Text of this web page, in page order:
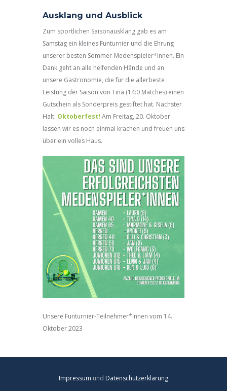
Ausklang und Ausblick
Zum sportlichen Saisonausklang gab es am
Samstag ein kleines Funturnier und die Ehrung
unserer besten Sommer-Medenspieler*innen. Ein
Dank geht an alle helfenden Hände und an
unsere Gastronomie, die für die allerbeste
Leistung der Saison von Tina (14:0 Matches) einen
Gutschein als Sonderpreis gestiftet hat. Nächster
Halt: Oktoberfest! Am Freitag, 20. Oktober
lassen wir es noch einmal krachen und freuen uns
über ein volles Haus.
Unsere Funturnier-Teilnehmer*innen vom 14.
Oktober 2023
Impressum und Datenschutzerklärung